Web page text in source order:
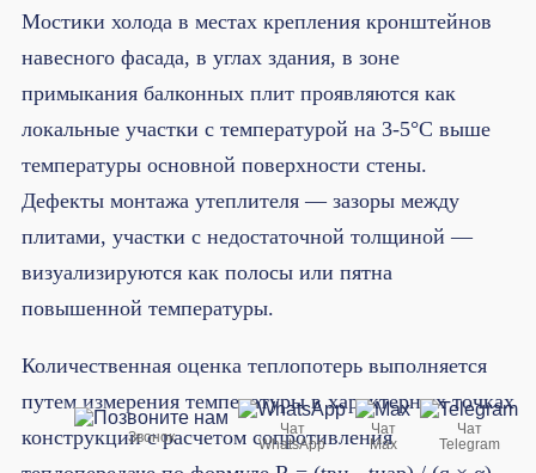
Мостики холода в местах крепления кронштейнов
навесного фасада, в углах здания, в зоне
примыкания балконных плит проявляются как
локальные участки с температурой на 3-5°C выше
температуры основной поверхности стены.
Дефекты монтажа утеплителя — зазоры между
плитами, участки с недостаточной толщиной —
визуализируются как полосы или пятна
повышенной температуры.
Количественная оценка теплопотерь выполняется
путем измерения температуры в характерных точках
конструкции с расчетом сопротивления
Звонок
Чат
WhatsApp
Чат
Max
Чат
Telegram